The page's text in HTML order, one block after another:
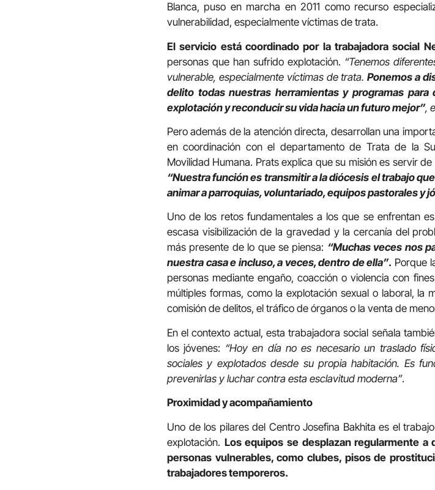
Blanca, puso en marcha en 2011 como recurso
vulnerabilidad, especialmente víctimas de trata.
El servicio está coordinado por la trabajadora social
personas que han sufrido explotación. “Tenemos
vulnerable, especialmente víctimas de trata.Ponemos a
delito todas nuestras herramientas y programas
explotación y reconducir su vida hacia un futuro mejor”,
Pero además de la atención directa, desarrollan una
en coordinación con el departamento de Trata de la
Movilidad Humana. Prats explica que su misión es servir
“Nuestra función es transmitir a la diócesis el trabajo
animar a parroquias, voluntariado, equipos pastorales y
Uno de los retos fundamentales a los que se enfrentan
escasa visibilización de la gravedad y la cercanía del
más presente de lo que se piensa: “Muchas veces nos
nuestra casa e incluso, a veces, dentro de ella”. Porque
personas mediante engaño, coacción o violencia con
múltiples formas, como la explotación sexual o laboral, la
comisión de delitos, el tráfico de órganos o la venta de
En el contexto actual, esta trabajadora social señala
los jóvenes: “Hoy en día no es necesario un traslado
sociales y explotados desde su propia habitación. Es
prevenirlas y luchar contra esta esclavitud moderna”.
Proximidad y acompañamiento
Uno de los pilares del Centro Josefina Bakhita es el
explotación. Los equipos se desplazan regularmente
personas vulnerables, como clubes, pisos de
trabajadores temporeros.